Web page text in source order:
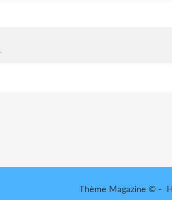
Thème Magazine © -